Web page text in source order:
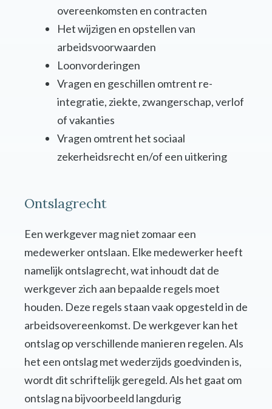
overeenkomsten en contracten
Het wijzigen en opstellen van
arbeidsvoorwaarden
Loonvorderingen
Vragen en geschillen omtrent re-
integratie, ziekte, zwangerschap, verlof
of vakanties
Vragen omtrent het sociaal
zekerheidsrecht en/of een uitkering
Ontslagrecht
Een werkgever mag niet zomaar een
medewerker ontslaan. Elke medewerker heeft
namelijk ontslagrecht, wat inhoudt dat de
werkgever zich aan bepaalde regels moet
houden. Deze regels staan vaak opgesteld in de
arbeidsovereenkomst. De werkgever kan het
ontslag op verschillende manieren regelen. Als
het een ontslag met wederzijds goedvinden is,
wordt dit schriftelijk geregeld. Als het gaat om
ontslag na bijvoorbeeld langdurig